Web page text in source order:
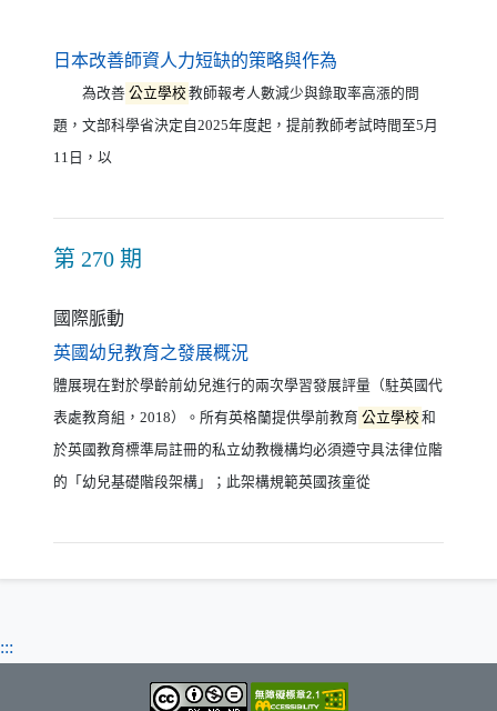
日本改善師資人力短缺的策略與作為
為改善 公立學校教師報考人數減少與錄取率高漲的問
題，文部科學省決定自2025年度起，提前教師考試時間至5月
11日，以
第 270 期
國際脈動
英國幼兒教育之發展概況
體展現在對於學齡前幼兒進行的兩次學習發展評量（駐英國代
表處教育組，2018）。所有英格蘭提供學前教育 公立學校和
於英國教育標準局註冊的私立幼教機構均必須遵守具法律位階
的「幼兒基礎階段架構」；此架構規範英國孩童從
:::